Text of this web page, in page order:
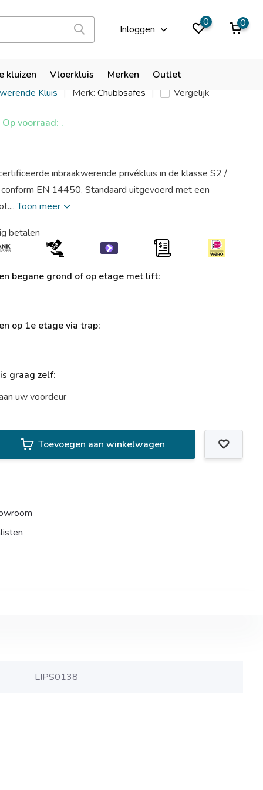
Inloggen
0 0
kluizen Vloerkluis Merken Outlet
9,9
HomeSafe S2 35 EL
Kluis Merk:Chubbsafes Vergelijk
Op voorraad: .
inbraakwerende privékluis in de klasse S2 /
EN 14450. Standaard uitgevoerd met een
Toon meer
betalen
begane grond of op etage met lift:
op 1e etage via trap:
graag zelf:
uw voordeur
Toevoegen aan winkelwagen
LIPS0138